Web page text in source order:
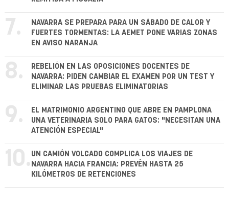
7.
NAVARRA SE PREPARA PARA UN SÁBADO DE CALOR Y
FUERTES TORMENTAS: LA AEMET PONE VARIAS ZONAS
EN AVISO NARANJA
8.
REBELIÓN EN LAS OPOSICIONES DOCENTES DE
NAVARRA: PIDEN CAMBIAR EL EXAMEN POR UN TEST Y
ELIMINAR LAS PRUEBAS ELIMINATORIAS
9.
EL MATRIMONIO ARGENTINO QUE ABRE EN PAMPLONA
UNA VETERINARIA SOLO PARA GATOS: "NECESITAN UNA
ATENCIÓN ESPECIAL"
10. UN CAMIÓN VOLCADO COMPLICA LOS VIAJES DE
NAVARRA HACIA FRANCIA: PREVÉN HASTA 25
KILÓMETROS DE RETENCIONES